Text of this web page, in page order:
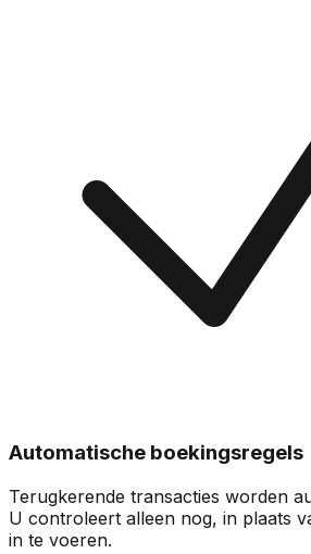
Automatische boekingsregels
Terugkerende transacties worden
U controleert alleen nog, in plaats
in te voeren.